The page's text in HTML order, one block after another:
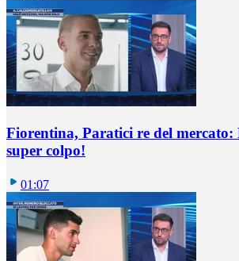
Fiorentina, Paratici re del mercato:
super colpo!
01:07